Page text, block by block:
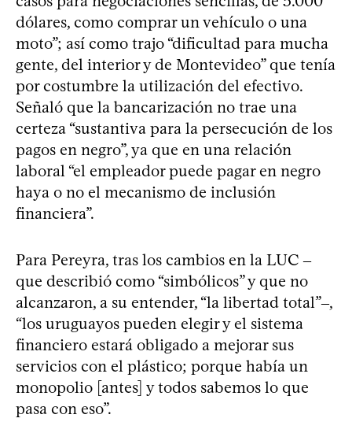
dólares, como comprar un vehículo o una
moto”; así como trajo “dificultad para mucha
gente, del interior y de Montevideo” que tenía
por costumbre la utilización del efectivo.
Señaló que la bancarización no trae una
certeza “sustantiva para la persecución de los
pagos en negro”, ya que en una relación
laboral “el empleador puede pagar en negro
haya o no el mecanismo de inclusión
financiera”.
Para Pereyra, tras los cambios en la LUC ‒
que describió como “simbólicos” y que no
alcanzaron, a su entender, “la libertad total”‒,
“los uruguayos pueden elegir y el sistema
financiero estará obligado a mejorar sus
servicios con el plástico; porque había un
monopolio [antes] y todos sabemos lo que
pasa con eso”.